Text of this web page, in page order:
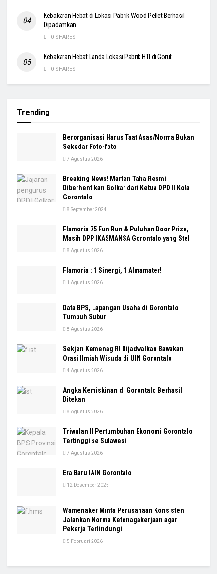
Kebakaran Hebat di Lokasi Pabrik Wood Pellet Berhasil
Dipadamkan
0 SHARES
Kebakaran Hebat Landa Lokasi Pabrik HTI di Gorut
0 SHARES
Trending
Berorganisasi Harus Taat Asas/Norma Bukan
Sekedar Foto-foto
7 Agustus 2026
Breaking News! Marten Taha Resmi
Diberhentikan Golkar dari Ketua DPD II Kota
Gorontalo
8 September 2024
Flamoria 75 Fun Run & Puluhan Door Prize,
Masih DPP IKASMANSA Gorontalo yang Stel
8 Agustus 2026
Flamoria : 1 Sinergi, 1 Almamater!
1 Agustus 2026
Data BPS, Lapangan Usaha di Gorontalo
Tumbuh Subur
8 Agustus 2026
Sekjen Kemenag RI Dijadwalkan Bawakan
Orasi Ilmiah Wisuda di UIN Gorontalo
4 Agustus 2026
Angka Kemiskinan di Gorontalo Berhasil
Ditekan
8 Agustus 2026
Triwulan II Pertumbuhan Ekonomi Gorontalo
Tertinggi se Sulawesi
7 Agustus 2026
Era Baru IAIN Gorontalo
12 Desember 2025
Wamenaker Minta Perusahaan Konsisten
Jalankan Norma Ketenagakerjaan agar
Pekerja Terlindungi
5 Februari 2026